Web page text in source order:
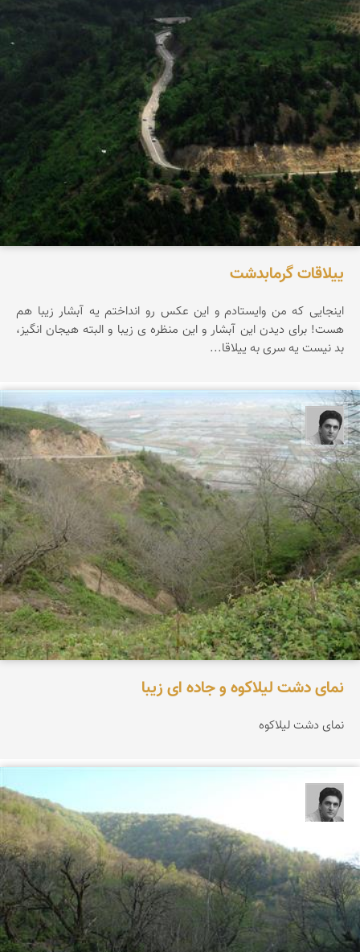
ییلاقات گرمابدشت
اینجایی كه من وایستادم و این عكس رو انداختم یه آبشار زیبا هم
هست! برای دیدن این آبشار و این منظره ی زیبا و البته هیجان انگیز،
بد نیست یه سری به ییلاقا...
یوسف روحی
نمای دشت لیلاکوه و جاده ای زیبا
نمای دشت لیلاکوه